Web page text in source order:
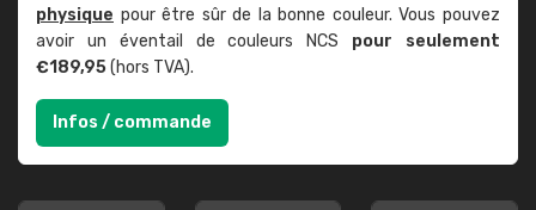
physique pour être sûr de la bonne couleur. Vous pouvez
avoir un éventail de couleurs NCS pour seulement
€189,95(hors TVA).
Infos / commande